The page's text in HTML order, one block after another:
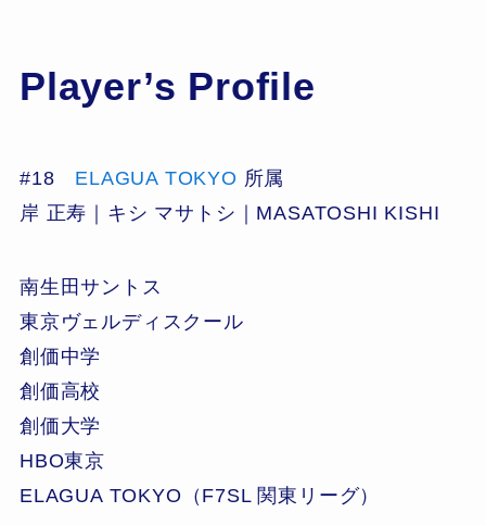
Player’s Profile
#18 ELAGUA TOKYO 所属
岸 正寿｜キシ マサトシ｜MASATOSHI KISHI
南生田サントス
東京ヴェルディスクール
創価中学
創価高校
創価大学
HBO東京
ELAGUA TOKYO（F7SL 関東リーグ）